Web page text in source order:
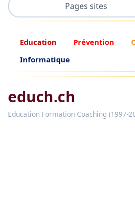
Pages sites
Education Prévention
Informatique
educh.ch
Education Formation Coaching (1997-